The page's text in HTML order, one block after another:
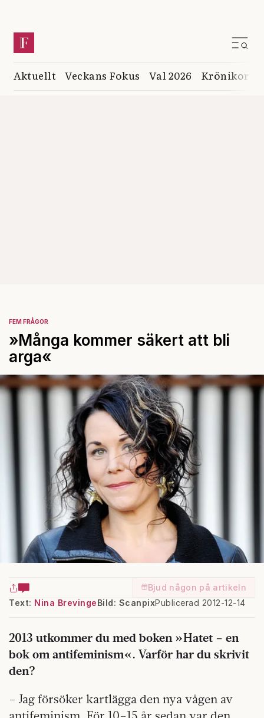
Aktuellt Veckans Fokus Val 2026 Krönikor
FEM FRÅGOR
»Många kommer säkert att bli
arga«
Bjud någon på artikeln
Text: Nina Brevinge Publicerad 2012-12-14
Bild: Scanpix
2013 utkommer du med boken »Hatet – en
bok om antifeminism«. Varför har du skrivit
den?
– Jag försöker kartlägga den nya vågen av